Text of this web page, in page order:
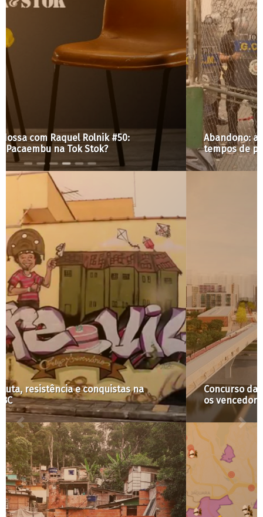
Abandono: a anti política para a cracolândia em
tempos de pandemia
Concurso da Operação Urbana Água Branca: veja
os vencedores